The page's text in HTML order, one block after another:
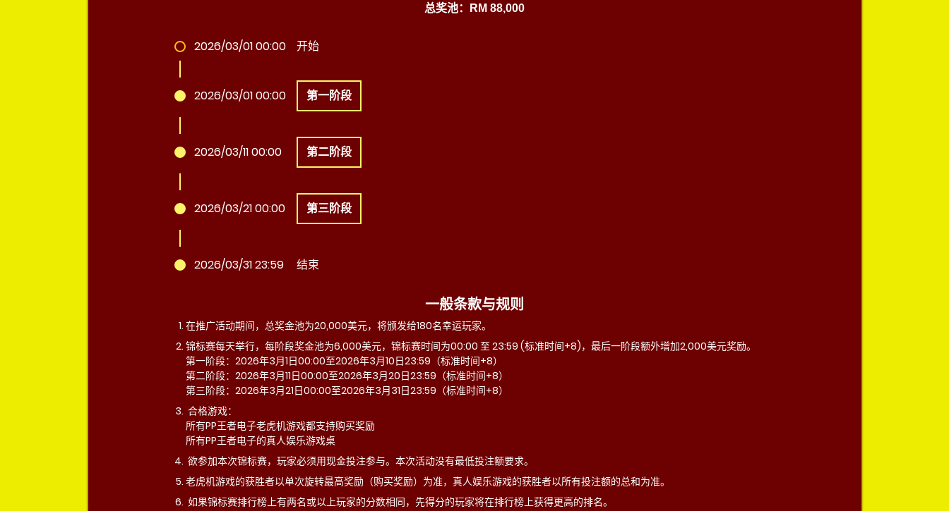
总奖池：RM 88,000
2026/03/01 00:00 开始
2026/03/01 00:00 第一阶段
2026/03/11 00:00 第二阶段
2026/03/21 00:00 第三阶段
2026/03/31 23:59 结束
一般条款与规则
在推广活动期间，总奖金池为20,000美元，将颁发给180名幸运玩家。
锦标赛每天举行，每阶段奖金池为6,000美元，锦标赛时间为00:00 至 23:59 (标准时间+8)，最后一阶段额外增加2,000美元奖励。
第一阶段：2026年3月1日00:00至2026年3月10日23:59（标准时间+8）
第二阶段：2026年3月11日00:00至2026年3月20日23:59（标准时间+8）
第三阶段：2026年3月21日00:00至2026年3月31日23:59（标准时间+8）
合格游戏：
所有PP王者电子老虎机游戏都支持购买奖励
所有PP王者电子的真人娱乐游戏桌
欲参加本次锦标赛，玩家必须用现金投注参与。本次活动没有最低投注额要求。
老虎机游戏的获胜者以单次旋转最高奖励（购买奖励）为准，真人娱乐游戏的获胜者以所有投注额的总和为准。
如果锦标赛排行榜上有两名或以上玩家的分数相同，先得分的玩家将在排行榜上获得更高的排名。